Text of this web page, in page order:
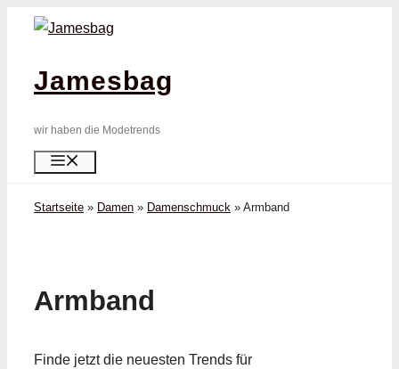
Zum
springenJamesbag
wir haben die Modetrends
Startseite » Damen » Damenschmuck » Armband
Armband
Finde jetzt die neuesten Trends für